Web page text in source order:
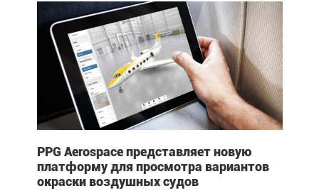
PPG Aerospace представляет новую
платформу для просмотра вариантов
окраски воздушных судов